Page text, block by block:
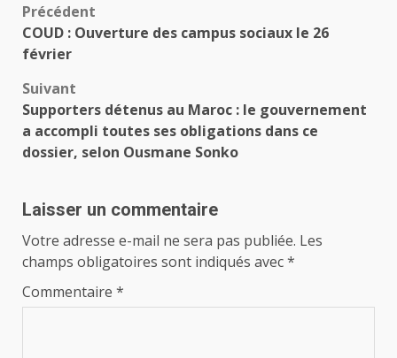
Navigation
d’article
Précédent
COUD : Ouverture des campus sociaux le 26
février
Suivant
Supporters détenus au Maroc : le gouvernement
a accompli toutes ses obligations dans ce
dossier, selon Ousmane Sonko
Laisser un commentaire
Votre adresse e-mail ne sera pas publiée. Les
champs obligatoires sont indiqués avec*
Commentaire *